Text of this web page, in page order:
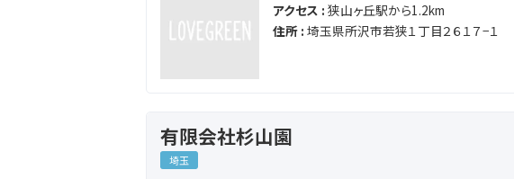
アクセス : 狭山ヶ丘駅から1.2km
住所 : 埼玉県所沢市若狭１丁目２６１７−１
有限会社杉山園
埼玉